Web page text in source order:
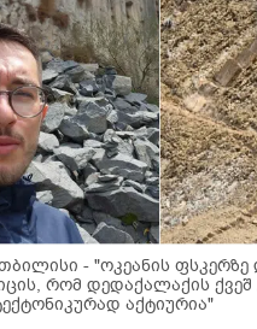
- "ოკეანის ფსკერზე
რომ დედაქალაქის
აქტიურია"